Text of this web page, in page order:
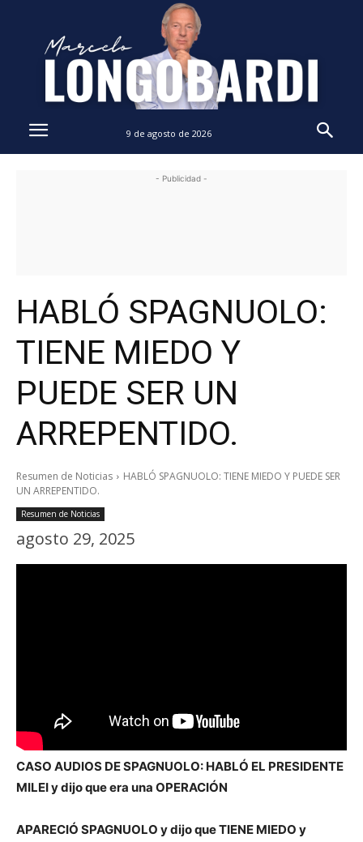
9 de agosto de 2026
- Publicidad -
HABLÓ SPAGNUOLO:
TIENE MIEDO Y
PUEDE SER UN
ARREPENTIDO.
Resumen de Noticias
HABLÓ SPAGNUOLO: TIENE MIEDO Y PUEDE SER
UN ARREPENTIDO.
Resumen de Noticias
agosto 29, 2025
CASO AUDIOS DE SPAGNUOLO: HABLÓ EL PRESIDENTE
MILEI y dijo que era una OPERACIÓN
APARECIÓ SPAGNUOLO y dijo que TIENE MIEDO y